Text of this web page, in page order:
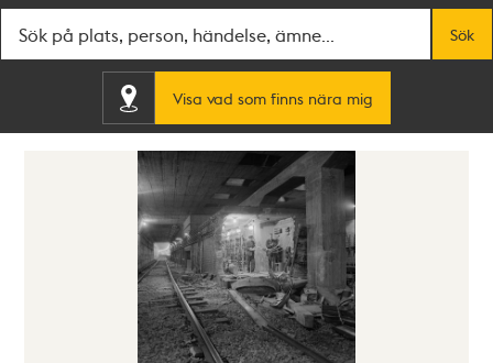
Sök
Visa vad som finns nära mig